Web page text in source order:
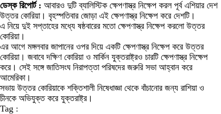
ডেস্ক রিপোর্ট : আবারও দুটি ব্যালিস্টিক ক্ষেপণাস্ত্র নিক্ষেপ করল পূর্ব এশিয়ার দেশ
উত্তর কোরিয়া। বৃহস্পতিবার জোড়া এই ক্ষেপণাস্ত্র নিক্ষেপ করে দেশটি।
এ নিয়ে দুই সপ্তাহের মধ্যে ষষ্ঠবারের মতো ক্ষেপণাস্ত্র নিক্ষেপ করলো উত্তর
কোরিয়া।
এর আগে মঙ্গলবার জাপানের ওপর দিয়ে একটি ক্ষেপণাস্ত্র নিক্ষেপ করে উত্তর
কোরিয়া। জবাবে দক্ষিণ কোরিয়া ও মার্কিন যুক্তরাষ্ট্রও চারটি ক্ষেপণাস্ত্র নিক্ষেপ
করে। সেই সঙ্গে জাতিসংঘ নিরাপত্তা পরিষদের জরুরি সভা আহ্বান করে
আমেরিকা।
সভায় উত্তর কোরিয়াকে শক্তিশালী নিষেধাজ্ঞা থেকে বাঁচানোর জন্য রাশিয়া ও
চীনকে অভিযুক্ত করে যুক্তরাষ্ট্র।
Tag :